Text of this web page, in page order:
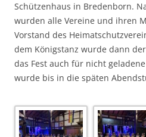
Schützenhaus in Bredenborn.
wurden alle Vereine und ihren
Vorstand des
dem Königstanz wurde dann
das Fest auch für nicht
wurde bis in die späten